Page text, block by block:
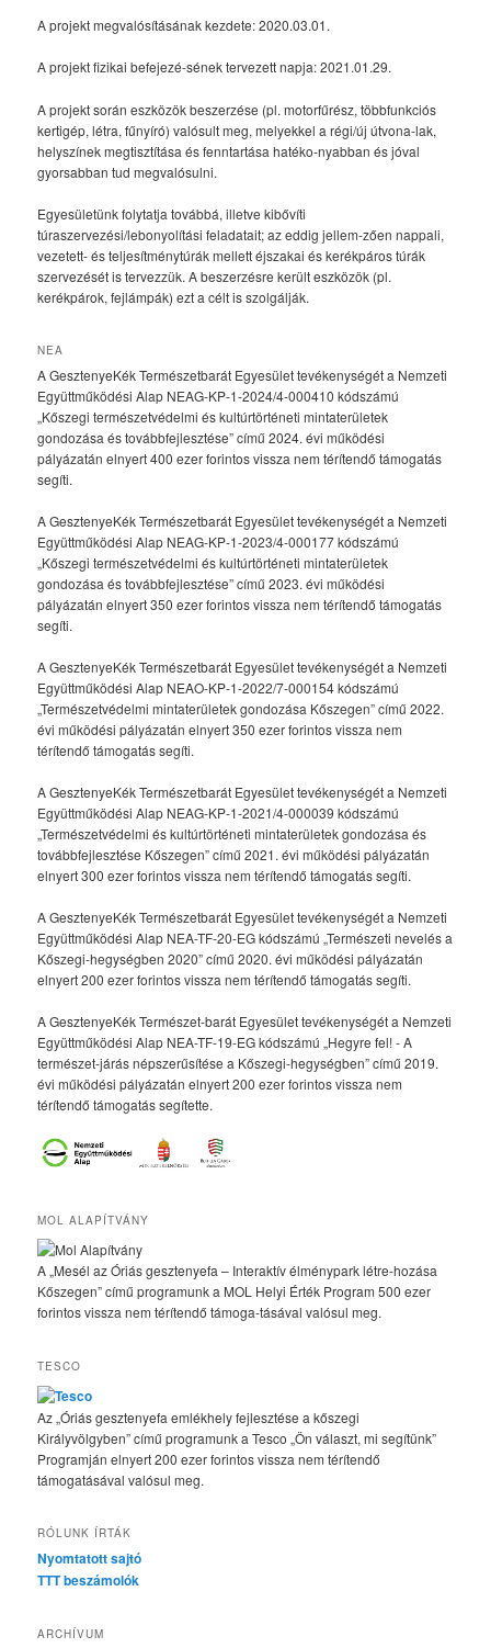
A projekt megvalósításának kezdete: 2020.03.01.
A projekt fizikai befejezé-sének tervezett napja: 2021.01.29.
A projekt során eszközök beszerzése (pl. motorfűrész, többfunkciós
kertigép, létra, fűnyíró) valósult meg, melyekkel a régi/új útvona-lak,
helyszínek megtisztítása és fenntartása hatéko-nyabban és jóval
gyorsabban tud megvalósulni.
Egyesületünk folytatja továbbá, illetve kibővíti
túraszervezési/lebonyolítási feladatait; az eddig jellem-zően nappali,
vezetett- és teljesítménytúrák mellett éjszakai és kerékpáros túrák
szervezését is tervezzük. A beszerzésre került eszközök (pl.
kerékpárok, fejlámpák) ezt a célt is szolgálják.
NEA
A GesztenyeKék Természetbarát Egyesület tevékenységét a Nemzeti
Együttműködési Alap NEAG-KP-1-2024/4-000410 kódszámú
„Kőszegi természetvédelmi és kultúrtörténeti mintaterületek
gondozása és továbbfejlesztése” című 2024. évi működési
pályázatán elnyert 400 ezer forintos vissza nem térítendő támogatás
segíti.
A GesztenyeKék Természetbarát Egyesület tevékenységét a Nemzeti
Együttműködési Alap NEAG-KP-1-2023/4-000177 kódszámú
„Kőszegi természetvédelmi és kultúrtörténeti mintaterületek
gondozása és továbbfejlesztése” című 2023. évi működési
pályázatán elnyert 350 ezer forintos vissza nem térítendő támogatás
segíti.
A GesztenyeKék Természetbarát Egyesület tevékenységét a Nemzeti
Együttműködési Alap NEAO-KP-1-2022/7-000154 kódszámú
„Természetvédelmi mintaterületek gondozása Kőszegen” című 2022.
évi működési pályázatán elnyert 350 ezer forintos vissza nem
térítendő támogatás segíti.
A GesztenyeKék Természetbarát Egyesület tevékenységét a Nemzeti
Együttműködési Alap NEAG-KP-1-2021/4-000039 kódszámú
„Természetvédelmi és kultúrtörténeti mintaterületek gondozása és
továbbfejlesztése Kőszegen” című 2021. évi működési pályázatán
elnyert 300 ezer forintos vissza nem térítendő támogatás segíti.
A GesztenyeKék Természetbarát Egyesület tevékenységét a Nemzeti
Együttműködési Alap NEA-TF-20-EG kódszámú „Természeti nevelés a
Kőszegi-hegységben 2020” című 2020. évi működési pályázatán
elnyert 200 ezer forintos vissza nem térítendő támogatás segíti.
A GesztenyeKék Természet-barát Egyesület tevékenységét a Nemzeti
Együttműködési Alap NEA-TF-19-EG kódszámú „Hegyre fel! - A
természet-járás népszerűsítése a Kőszegi-hegységben” című 2019.
évi működési pályázatán elnyert 200 ezer forintos vissza nem
térítendő támogatás segítette.
MOL ALAPÍTVÁNY
A „Mesél az Óriás gesztenyefa – Interaktív élménypark létre-hozása
Kőszegen” című programunk a MOL Helyi Érték Program 500 ezer
forintos vissza nem térítendő támoga-tásával valósul meg.
TESCO
Az „Óriás gesztenyefa emlékhely fejlesztése a kőszegi
Királyvölgyben” című programunk a Tesco „Ön választ, mi segítünk”
Programján elnyert 200 ezer forintos vissza nem térítendő
támogatásával valósul meg.
RÓLUNK ÍRTÁK
Nyomtatott sajtó
TTT beszámolók
ARCHÍVUM